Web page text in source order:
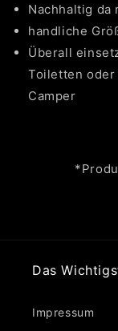
Nachhaltig da
handliche
Überall
Toiletten oder
Camper
Das
Impressum